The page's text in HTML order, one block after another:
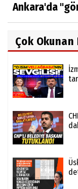
Ankara'da
Çok Okunan